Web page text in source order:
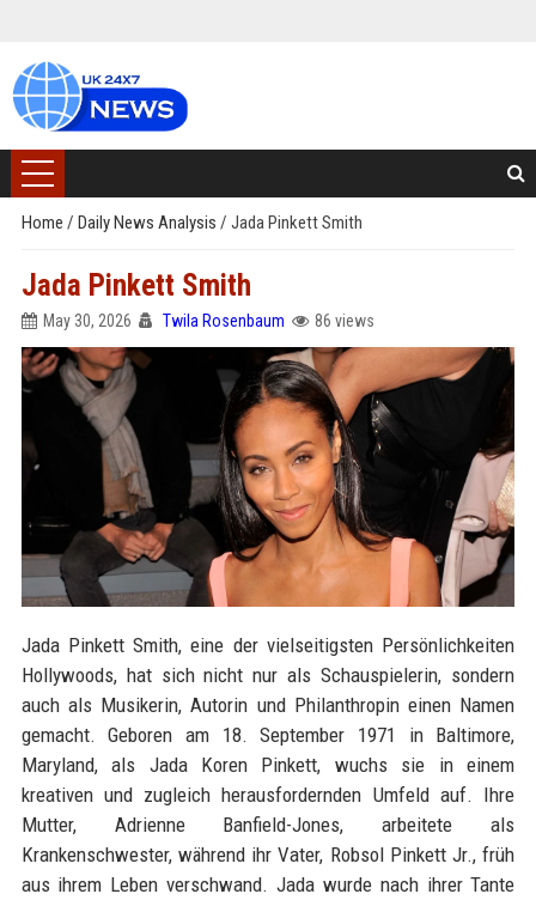
Home / Daily News Analysis / Jada Pinkett Smith
Jada Pinkett Smith
May 30, 2026 Twila Rosenbaum 86 views
Jada Pinkett Smith, eine der vielseitigsten Persönlichkeiten
Hollywoods, hat sich nicht nur als Schauspielerin, sondern
auch als Musikerin, Autorin und Philanthropin einen Namen
gemacht. Geboren am 18. September 1971 in Baltimore,
Maryland, als Jada Koren Pinkett, wuchs sie in einem
kreativen und zugleich herausfordernden Umfeld auf. Ihre
Mutter, Adrienne Banfield-Jones, arbeitete als
Krankenschwester, während ihr Vater, Robsol Pinkett Jr., früh
aus ihrem Leben verschwand. Jada wurde nach ihrer Tante